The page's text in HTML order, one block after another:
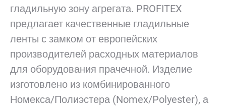
гладильную зону агрегата. PROFITEX
предлагает качественные гладильные
ленты с замком от европейских
производителей расходных материалов
для оборудования прачечной. Изделие
изготовлено из комбинированного
Номекса/Полиэстера (Nomex/Polyester), а